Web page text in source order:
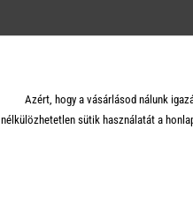
Azért, hogy a vásárlásod nálunk
nélkülözhetetlen sütik használatát a